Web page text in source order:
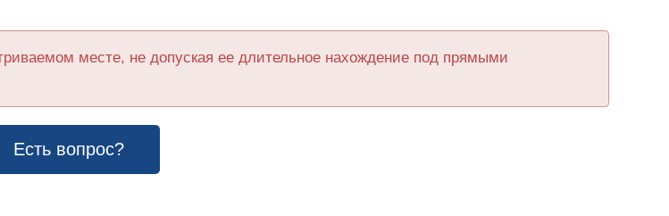
месте, не допуская ее длительное нахождение под прямыми
Есть вопрос?